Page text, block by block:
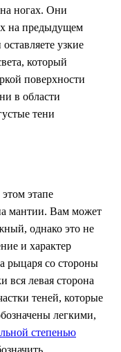
ногах. Они
на предыдущем
узкие
который
поверхности
в области
тени
этапе
мантии. Вам может
однако это не
и характер
рыцаря со стороны
вся левая сторона
теней, которые
легкими,
степенью